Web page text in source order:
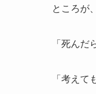
ところが
「死んだ
「考えて